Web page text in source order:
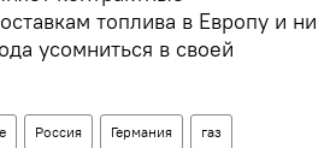
топлива в Европу и ни
усомниться в своей
Россия Германия газ